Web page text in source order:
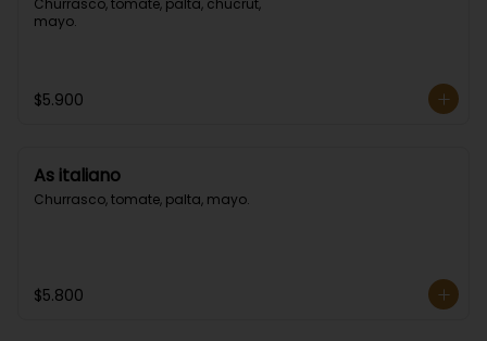
Churrasco, tomate, palta, chucrut,
mayo.
$5.900
As italiano
Churrasco, tomate, palta, mayo.
$5.800